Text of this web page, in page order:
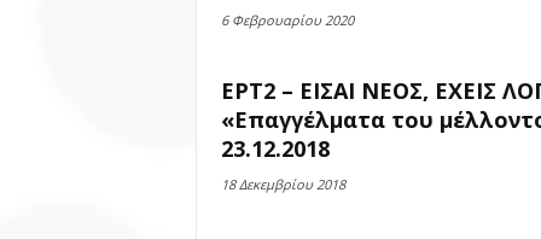
6 Φεβρουαρίου 2020
ΕΡΤ2 – ΕΙΣΑΙ ΝΕΟΣ, ΕΧΕΙΣ
«Επαγγέλματα του
23.12.2018
18 Δεκεμβρίου 2018